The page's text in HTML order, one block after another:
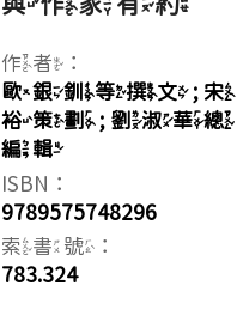
作者：
歐銀釧等撰文 ; 宋
裕策劃 ; 劉淑華總
編輯
ISBN：
9789575748296
索書號：
783.324